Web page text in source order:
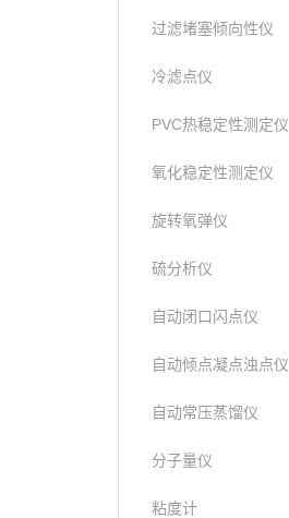
过滤堵塞倾向性仪
冷滤点仪
PVC热稳定性测定仪
氧化稳定性测定仪
旋转氧弹仪
硫分析仪
自动闭口闪点仪
自动倾点凝点浊点仪
自动常压蒸馏仪
分子量仪
粘度计